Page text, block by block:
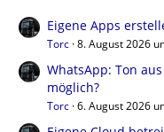
Eigene Apps
Torc 8. August 2026
WhatsApp: Ton
möglich?
Torc 6. August 2026